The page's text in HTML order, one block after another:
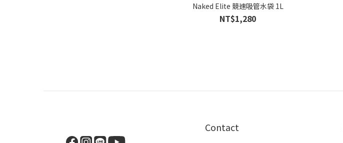
Naked Elite 競速吸管水袋 1L
NT$1,280
Contact